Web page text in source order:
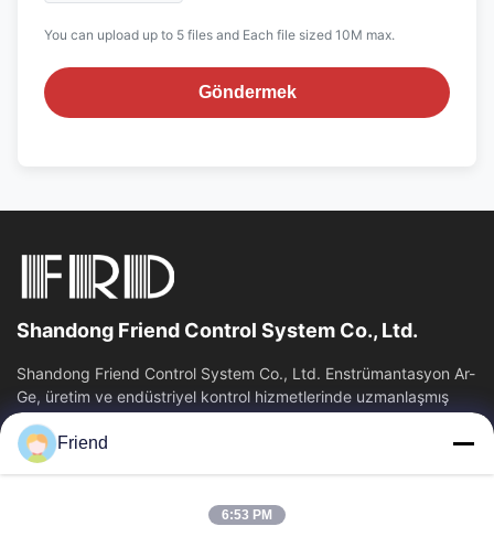
You can upload up to 5 files and Each file sized 10M max.
Göndermek
Shandong Friend Control System Co., Ltd.
Shandong Friend Control System Co., Ltd. Enstrümantasyon Ar-
Ge, üretim ve endüstriyel kontrol hizmetlerinde uzmanlaşmış
ulusal bir yüksek teknoloji...
Hızlı Bağlantılar
Hakkımızda
Friend
6:53 PM